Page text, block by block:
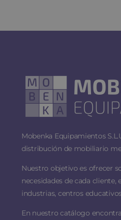
Mobenka Equipamientos
distribución de mobiliario
Nuestro objetivo es ofrecer
necesidades de cada
industrias, centros
En nuestro catálogo